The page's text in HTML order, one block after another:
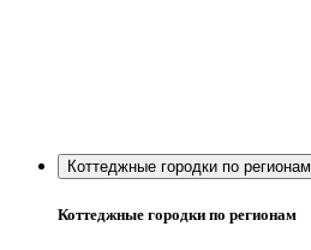
Коттеджные городки по регионам
Коттеджные городки по регионам